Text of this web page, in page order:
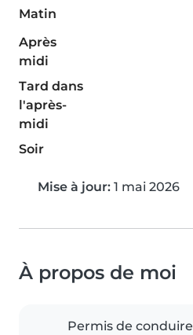
Matin
Après
midi
Tard dans
l'après-
midi
Soir
Mise à jour: 1 mai 2026
À propos de moi
Permis de conduire